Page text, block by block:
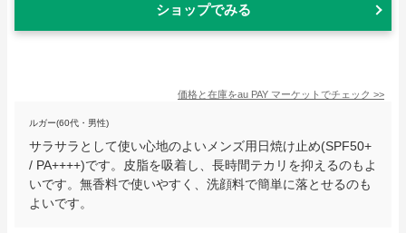
ショップでみる
価格と在庫をau PAY マーケット でチェック >>
ルガー(60代・男性)
サラサラとして使い心地のよいメンズ用日焼け止め(SPF50+
/ PA++++)です。皮脂を吸着し、長時間テカリを抑えるのもよ
いです。無香料で使いやすく、洗顔料で簡単に落とせるのも
よいです。